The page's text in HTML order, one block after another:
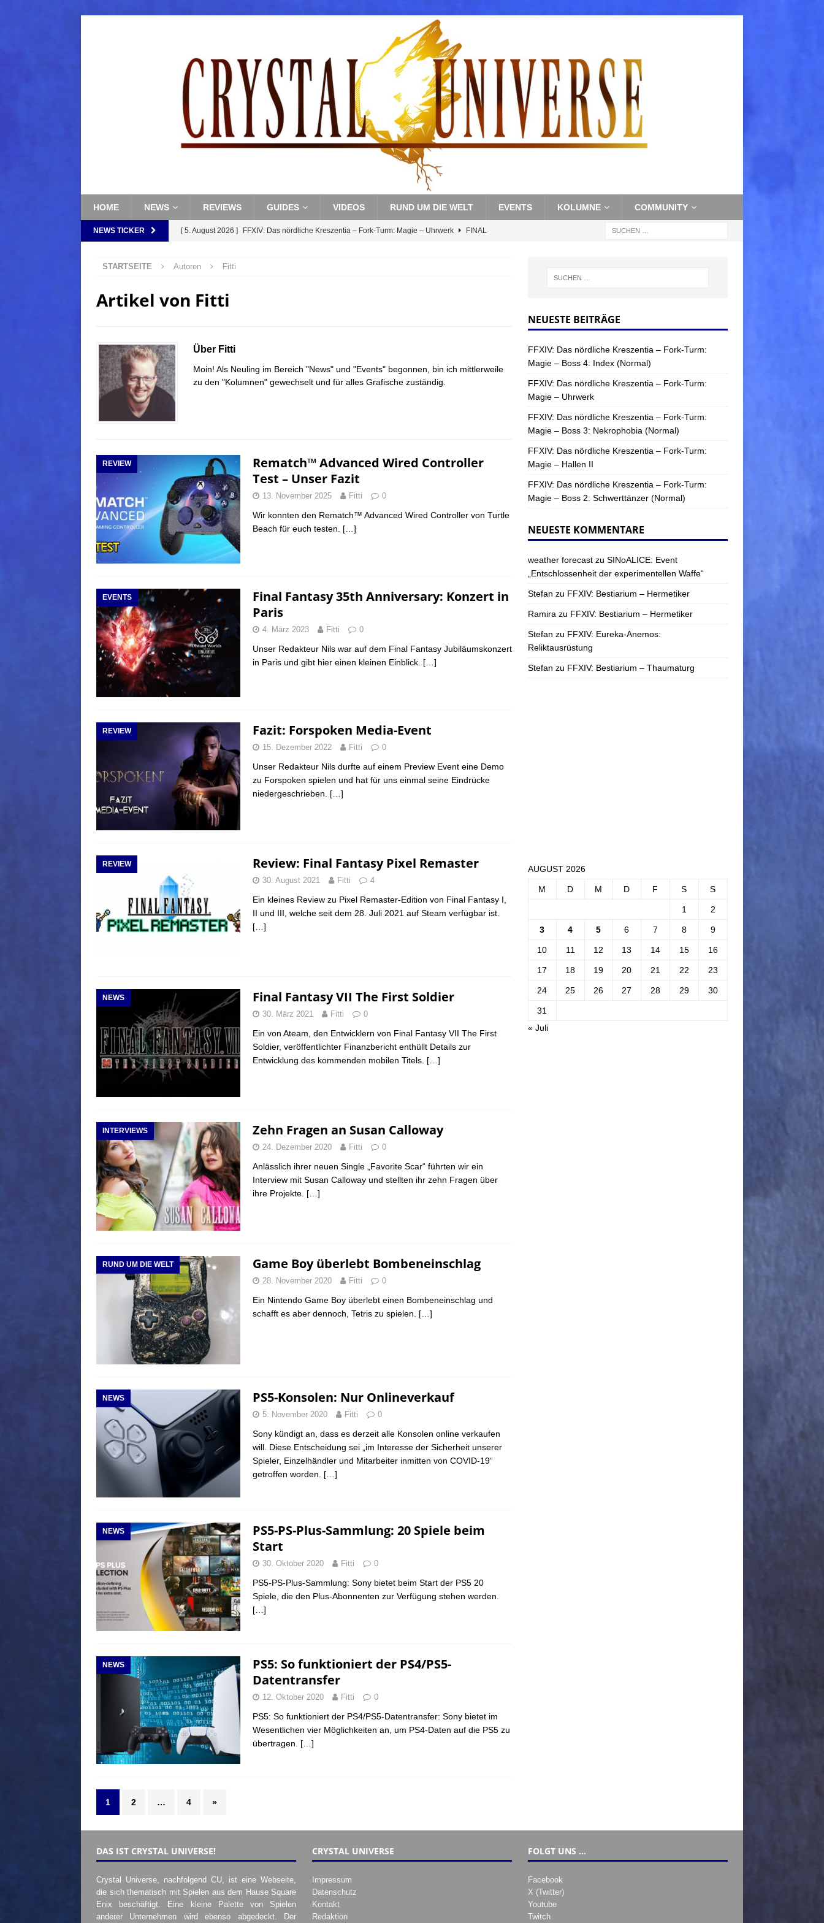
HOME NEWS REVIEWS GUIDES VIDEOS RUND UM DIE WELT EVENTS KOLUMNE COMMUNITY
NEWS TICKER [ 5. August 2026 ] FFXIV: Das nördliche Kreszentia – Fork-Turm: Magie – Uhrwerk FINAL
(Normal) FINAL FANTASY
FINAL FANTASY
STARTSEITE Autoren Fitti
Artikel von Fitti
Über Fitti
Moin! Als Neuling im Bereich "News" und "Events" begonnen, bin ich mittlerweile
zu den "Kolumnen" gewechselt und für alles Grafische zuständig.
REVIEW
Rematch™ Advanced Wired Controller
Test – Unser Fazit
13. November 2025 Fitti 0
Wir konnten den Rematch™ Advanced Wired Controller von Turtle
Beach für euch testen. […]
EVENTS
Final Fantasy 35th Anniversary: Konzert in
Paris
4. März 2023 Fitti 0
Unser Redakteur Nils war auf dem Final Fantasy Jubiläumskonzert
in Paris und gibt hier einen kleinen Einblick. […]
REVIEW Fazit: Forspoken Media-Event
15. Dezember 2022 Fitti 0
Unser Redakteur Nils durfte auf einem Preview Event eine Demo
zu Forspoken spielen und hat für uns einmal seine Eindrücke
niedergeschrieben. […]
REVIEW Review: Final Fantasy Pixel Remaster
30. August 2021 Fitti 4
Ein kleines Review zu Pixel Remaster-Edition von Final Fantasy I,
II und III, welche seit dem 28. Juli 2021 auf Steam verfügbar ist.
[…]
NEWS Final Fantasy VII The First Soldier
30. März 2021 Fitti 0
Ein von Ateam, den Entwicklern von Final Fantasy VII The First
Soldier, veröffentlichter Finanzbericht enthüllt Details zur
Entwicklung des kommenden mobilen Titels. […]
INTERVIEWS Zehn Fragen an Susan Calloway
24. Dezember 2020 Fitti 0
Anlässlich ihrer neuen Single „Favorite Scar“ führten wir ein
Interview mit Susan Calloway und stellten ihr zehn Fragen über
ihre Projekte. […]
RUND UM DIE WELT Game Boy überlebt Bombeneinschlag
28. November 2020 Fitti 0
Ein Nintendo Game Boy überlebt einen Bombeneinschlag und
schafft es aber dennoch, Tetris zu spielen. […]
NEWS PS5-Konsolen: Nur Onlineverkauf
5. November 2020 Fitti 0
Sony kündigt an, dass es derzeit alle Konsolen online verkaufen
will. Diese Entscheidung sei „im Interesse der Sicherheit unserer
Spieler, Einzelhändler und Mitarbeiter inmitten von COVID-19“
getroffen worden. […]
NEWS
PS5-PS-Plus-Sammlung: 20 Spiele beim
Start
30. Oktober 2020 Fitti 0
PS5-PS-Plus-Sammlung: Sony bietet beim Start der PS5 20
Spiele, die den Plus-Abonnenten zur Verfügung stehen werden.
[…]
NEWS
PS5: So funktioniert der PS4/PS5-
Datentransfer
12. Oktober 2020 Fitti 0
PS5: So funktioniert der PS4/PS5-Datentransfer: Sony bietet im
Wesentlichen vier Möglichkeiten an, um PS4-Daten auf die PS5 zu
übertragen. […]
1 2 … 4 »
NEUESTE BEITRÄGE
FFXIV: Das nördliche Kreszentia – Fork-Turm:
Magie – Boss 4: Index (Normal)
FFXIV: Das nördliche Kreszentia – Fork-Turm:
Magie – Uhrwerk
FFXIV: Das nördliche Kreszentia – Fork-Turm:
Magie – Boss 3: Nekrophobia (Normal)
FFXIV: Das nördliche Kreszentia – Fork-Turm:
Magie – Hallen II
FFXIV: Das nördliche Kreszentia – Fork-Turm:
Magie – Boss 2: Schwerttänzer (Normal)
NEUESTE KOMMENTARE
weather forecastzu SINoALICE: Event
„Entschlossenheit der experimentellen Waffe“
Stefan zu FFXIV: Bestiarium – Hermetiker
Ramira zu FFXIV: Bestiarium – Hermetiker
Stefan zu FFXIV: Eureka-Anemos:
Reliktausrüstung
Stefan zu FFXIV: Bestiarium – Thaumaturg
AUGUST 2026
M D M D F S S
1 2
3 4 5 6 7 8 9
10 11 12 13 14 15 16
17 18 19 20 21 22 23
24 25 26 27 28 29 30
31
« Juli
DAS IST CRYSTAL UNIVERSE!
Crystal Universe, nachfolgend CU, ist eine Webseite,
die sich thematisch mit Spielen aus dem Hause Square
Enix beschäftigt. Eine kleine Palette von Spielen
anderer Unternehmen wird ebenso abgedeckt. Der
CRYSTAL UNIVERSE
Impressum
Datenschutz
Kontakt
Redaktion
FOLGT UNS …
Facebook
X (Twitter)
Youtube
Twitch